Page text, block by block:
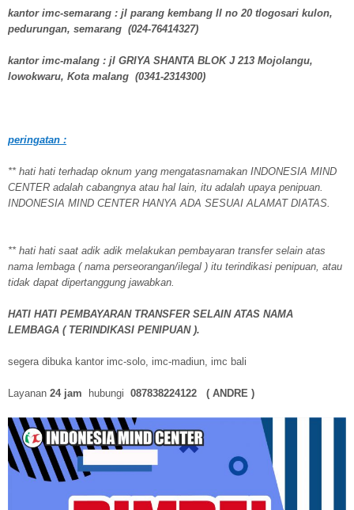
kantor imc-semarang : jl parang kembang ll no 20 tlogosari kulon,
pedurungan, semarang (024-76414327)
kantor imc-malang : jl GRIYA SHANTA BLOK J 213 Mojolangu,
lowokwaru, Kota malang (0341-2314300)
peringatan :
** hati hati terhadap oknum yang mengatasnamakan INDONESIA MIND
CENTER adalah cabangnya atau hal lain, itu adalah upaya penipuan.
INDONESIA MIND CENTER HANYA ADA SESUAI ALAMAT DIATAS.
** hati hati saat adik adik melakukan pembayaran transfer selain atas
nama lembaga ( nama perseorangan/ilegal ) itu terindikasi penipuan, atau
tidak dapat dipertanggung jawabkan.
HATI HATI PEMBAYARAN TRANSFER SELAIN ATAS NAMA
LEMBAGA ( TERINDIKASI PENIPUAN ).
segera dibuka kantor imc-solo, imc-madiun, imc bali
Layanan 24 jam hubungi 087838224122 ( ANDRE )